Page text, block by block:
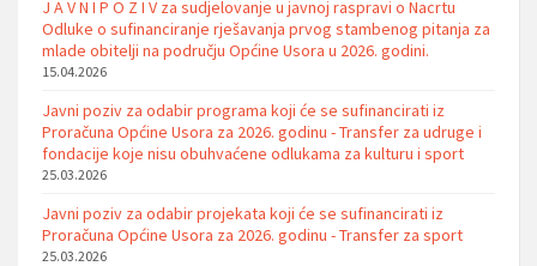
J A V N I P O Z I V za sudjelovanje u javnoj raspravi o Nacrtu
Odluke o sufinanciranje rješavanja prvog stambenog pitanja za
mlade obitelji na području Općine Usora u 2026. godini.
15.04.2026
Javni poziv za odabir programa koji će se sufinancirati iz
Proračuna Općine Usora za 2026. godinu - Transfer za udruge i
fondacije koje nisu obuhvaćene odlukama za kulturu i sport
25.03.2026
Javni poziv za odabir projekata koji će se sufinancirati iz
Proračuna Općine Usora za 2026. godinu - Transfer za sport
25.03.2026